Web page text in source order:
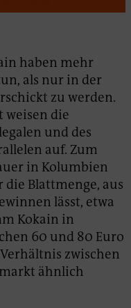
haben mehr
als nur in der
zu werden.
weisen die
und des
auf. Zum
in Kolumbien
Blattmenge, aus
lässt, etwa
Kokain in
60 und 80 Euro
zwischen
ähnlich